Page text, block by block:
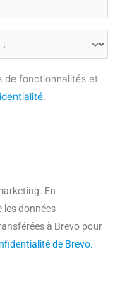
de fonctionnalités et
.
En
les données
à Brevo pour
de Brevo.